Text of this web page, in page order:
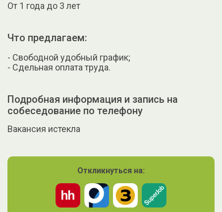
От 1 года до 3 лет
Что предлагаем:
- Свободной удобный график;
- Сдельная оплата труда.
Подробная информация и запись на
собеседование по телефону
Вакансия истекла
Откликнуться на: